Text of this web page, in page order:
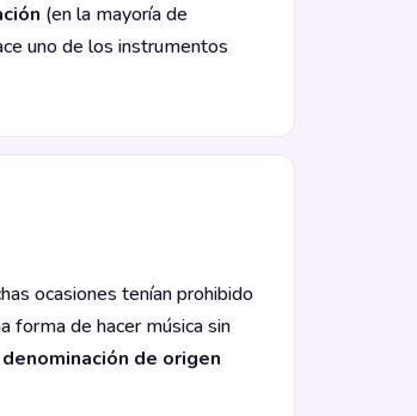
(en la mayoría de
uno de los instrumentos
ocasiones tenían prohibido
forma de hacer música sin
denominación de origen